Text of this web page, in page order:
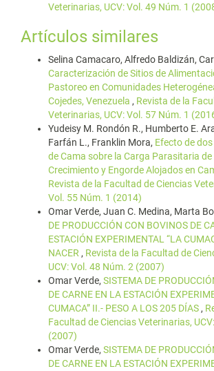
Veterinarias, UCV: Vol. 49 Núm. 1
Artículos similares
Selina Camacaro, Alfredo Baldizán,
Caracterización de Sitios de
Pastoreo en Comunidades
Cojedes, Venezuela , Revista de la
Veterinarias, UCV: Vol. 57 Núm. 1
Yudeisy M. Rondón R., Humberto E.
Farfán L., Franklin Mora, Efecto de
de Cama sobre la Carga Parasitaria de
Crecimiento y Engorde Alojados en
Revista de la Facultad de Ciencias
Vol. 55 Núm. 1 (2014)
Omar Verde, Juan C. Medina, Marta
DE PRODUCCIÓN CON BOVINOS DE
ESTACIÓN EXPERIMENTAL “LA
NACER , Revista de la Facultad de
UCV: Vol. 48 Núm. 2 (2007)
Omar Verde, SISTEMA DE
DE CARNE EN LA ESTACIÓN
CUMACA” II.- PESO A LOS 205 DÍAS ,
Facultad de Ciencias Veterinarias,
(2007)
Omar Verde, SISTEMA DE
DE CARNE EN LA ESTACIÓN